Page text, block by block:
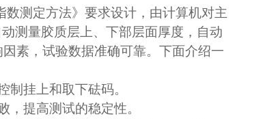
数测定方法》要求设计，由计算机对主
测量胶质层上、下部层面厚度，自动
素，试验数据准确可靠。下面介绍一
挂上和取下砝码。
提高测试的稳定性。